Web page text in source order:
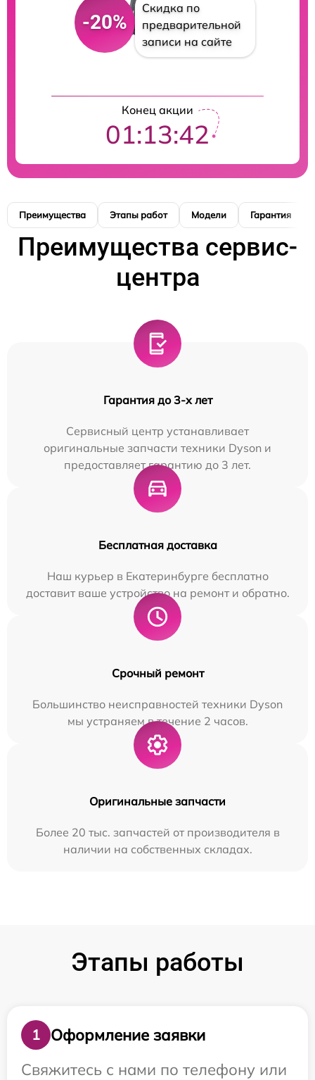
-20%
Скидка по
предварительной
записи на сайте
Конец акции
01:13:41
Преимущества Этапы работ Модели Гарантия
Преимущества сервис-
центра
Гарантия до 3-х лет
Сервисный центр устанавливает
оригинальные запчасти техники Dyson и
предоставляет гарантию до 3 лет.
Бесплатная доставка
Наш курьер в Екатеринбурге бесплатно
доставит ваше устройство на ремонт и обратно.
Срочный ремонт
Большинство неисправностей техники Dyson
мы устраняем в течение 2 часов.
Оригинальные запчасти
Более 20 тыс. запчастей от производителя в
наличии на собственных складах.
Этапы работы
1
Оформление заявки
Свяжитесь с нами по телефону или